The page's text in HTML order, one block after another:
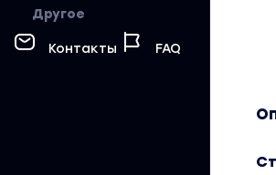
Другое
Контакты FAQ